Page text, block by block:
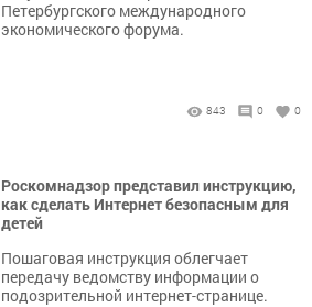
Петербургского международного
экономического форума.
843 0 0
Роскомнадзор представил инструкцию,
как сделать Интернет безопасным для
детей
Пошаговая инструкция облегчает
передачу ведомству информации о
подозрительной интернет-странице.